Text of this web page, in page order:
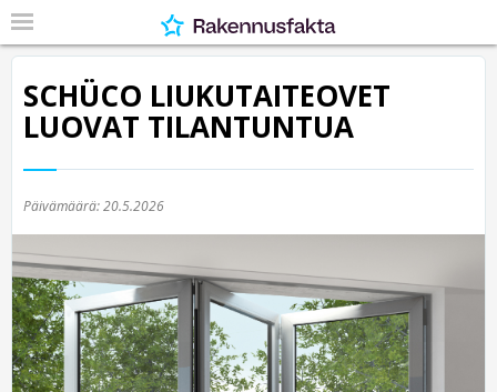
SCHÜCO LIUKUTAITEOVET
LUOVAT TILANTUNTUA
Päivämäärä:20.5.2026
Previous